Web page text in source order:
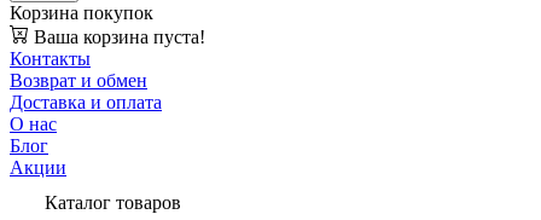
Корзина покупок
Ваша корзина пуста!
Контакты
Возврат и обмен
Доставка и оплата
О нас
Блог
Акции
Каталог товаров